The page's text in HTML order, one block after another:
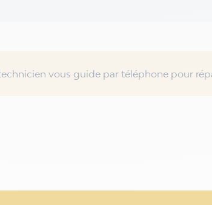
vous guide par téléphone pour